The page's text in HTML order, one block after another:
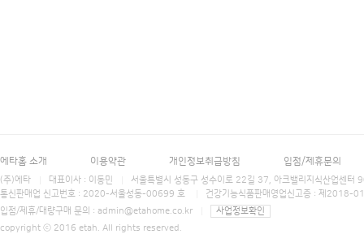
에타홈 소개 이용약관 개인정보취급방침 입점/제휴문의
(주)에타 대표이사 : 이동민
서울특별시 성동구 성수이로 22길 37, 아크밸리지식산업
통신판매업 신고번호 : 2020-서울성동-00699 호
건강기능식품판매영업신고증 : 제2018-
입점/제휴/대량구매 문의 : admin@etahome.co.kr
사업정보확인
copyright ⓒ 2016 etah. All rights reserved.